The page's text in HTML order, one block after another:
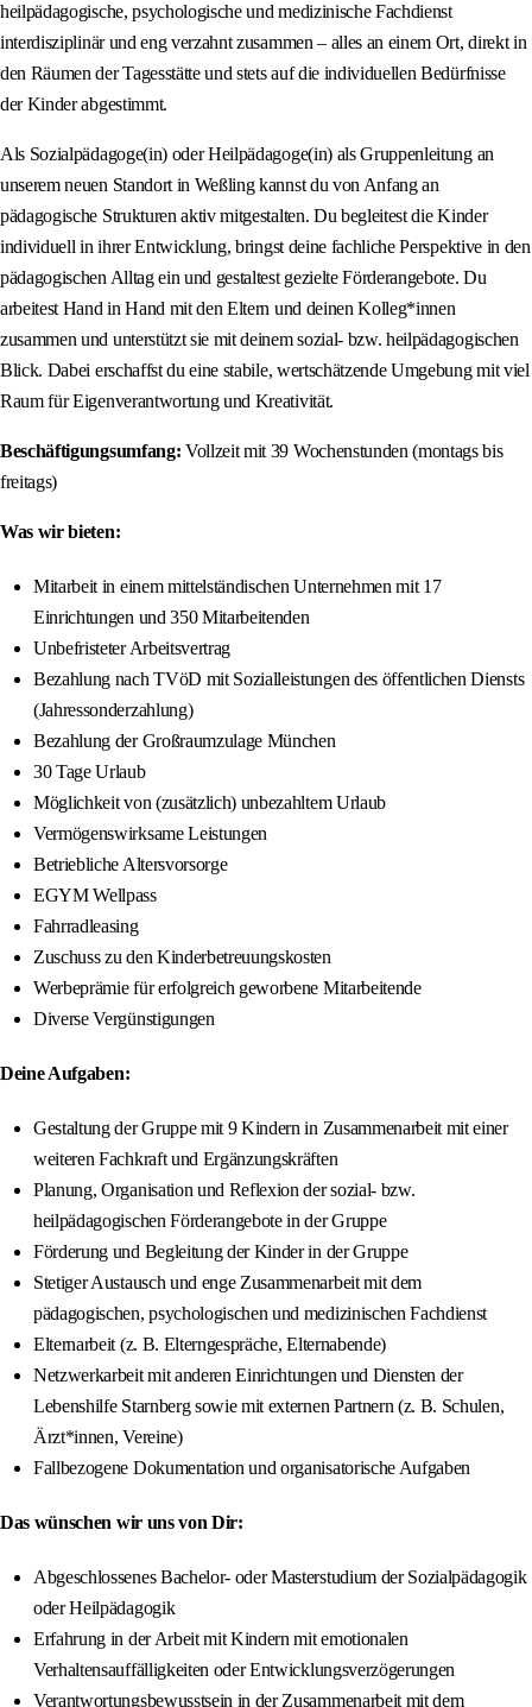
heilpädagogische, psychologische und medizinische Fachdienst
interdisziplinär und eng verzahnt zusammen – alles an einem Ort, direkt in
den Räumen der Tagesstätte und stets auf die individuellen Bedürfnisse
der Kinder abgestimmt.
Als Sozialpädagoge(in) oder Heilpädagoge(in) als Gruppenleitung an
unserem neuen Standort in Weßling kannst du von Anfang an
pädagogische Strukturen aktiv mitgestalten. Du begleitest die Kinder
individuell in ihrer Entwicklung, bringst deine fachliche Perspektive in den
pädagogischen Alltag ein und gestaltest gezielte Förderangebote. Du
arbeitest Hand in Hand mit den Eltern und deinen Kolleg*innen
zusammen und unterstützt sie mit deinem sozial‑ bzw. heilpädagogischen
Blick. Dabei erschaffst du eine stabile, wertschätzende Umgebung mit viel
Raum für Eigenverantwortung und Kreativität.
Beschäftigungsumfang: Vollzeit mit 39 Wochenstunden (montags bis
freitags)
Was wir bieten:
Mitarbeit in einem mittelständischen Unternehmen mit 17
Einrichtungen und 350 Mitarbeitenden
Unbefristeter Arbeitsvertrag
Bezahlung nach TVöD mit Sozialleistungen des öffentlichen Diensts
(Jahressonderzahlung)
Bezahlung der Großraumzulage München
30 Tage Urlaub
Möglichkeit von (zusätzlich) unbezahltem Urlaub
Vermögenswirksame Leistungen
Betriebliche Altersvorsorge
EGYM Wellpass
Fahrradleasing
Zuschuss zu den Kinderbetreuungskosten
Werbeprämie für erfolgreich geworbene Mitarbeitende
Diverse Vergünstigungen
Deine Aufgaben:
Gestaltung der Gruppe mit 9 Kindern in Zusammenarbeit mit einer
weiteren Fachkraft und Ergänzungskräften
Planung, Organisation und Reflexion der sozial‑ bzw.
heilpädagogischen Förderangebote in der Gruppe
Förderung und Begleitung der Kinder in der Gruppe
Stetiger Austausch und enge Zusammenarbeit mit dem
pädagogischen, psychologischen und medizinischen Fachdienst
Elternarbeit (z. B. Elterngespräche, Elternabende)
Netzwerkarbeit mit anderen Einrichtungen und Diensten der
Lebenshilfe Starnberg sowie mit externen Partnern (z. B. Schulen,
Ärzt*innen, Vereine)
Fallbezogene Dokumentation und organisatorische Aufgaben
Das wünschen wir uns von Dir:
Abgeschlossenes Bachelor‑ oder Masterstudium der Sozialpädagogik
oder Heilpädagogik
Erfahrung in der Arbeit mit Kindern mit emotionalen
Verhaltensauffälligkeiten oder Entwicklungsverzögerungen
Verantwortungsbewusstsein in der Zusammenarbeit mit dem